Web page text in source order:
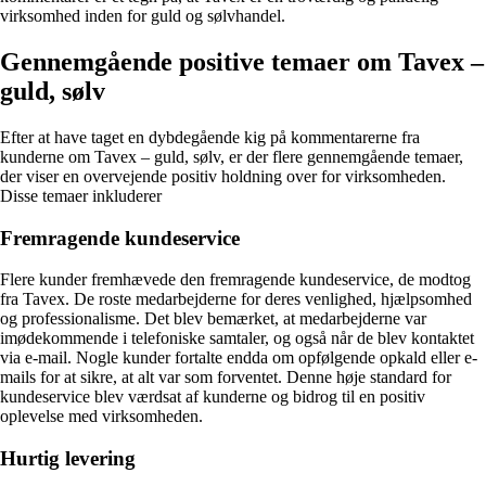
virksomhed inden for guld og sølvhandel.
Gennemgående positive temaer om Tavex –
guld, sølv
Efter at have taget en dybdegående kig på kommentarerne fra
kunderne om Tavex – guld, sølv, er der flere gennemgående temaer,
der viser en overvejende positiv holdning over for virksomheden.
Disse temaer inkluderer
Fremragende kundeservice
Flere kunder fremhævede den fremragende kundeservice, de modtog
fra Tavex. De roste medarbejderne for deres venlighed, hjælpsomhed
og professionalisme. Det blev bemærket, at medarbejderne var
imødekommende i telefoniske samtaler, og også når de blev kontaktet
via e-mail. Nogle kunder fortalte endda om opfølgende opkald eller e-
mails for at sikre, at alt var som forventet. Denne høje standard for
kundeservice blev værdsat af kunderne og bidrog til en positiv
oplevelse med virksomheden.
Hurtig levering